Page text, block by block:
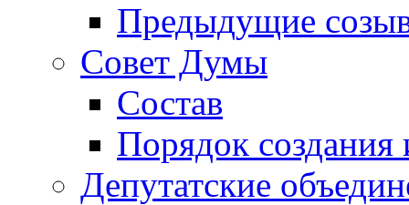
Предыдущие
Совет Думы
Состав
Порядок создания
Депутатские